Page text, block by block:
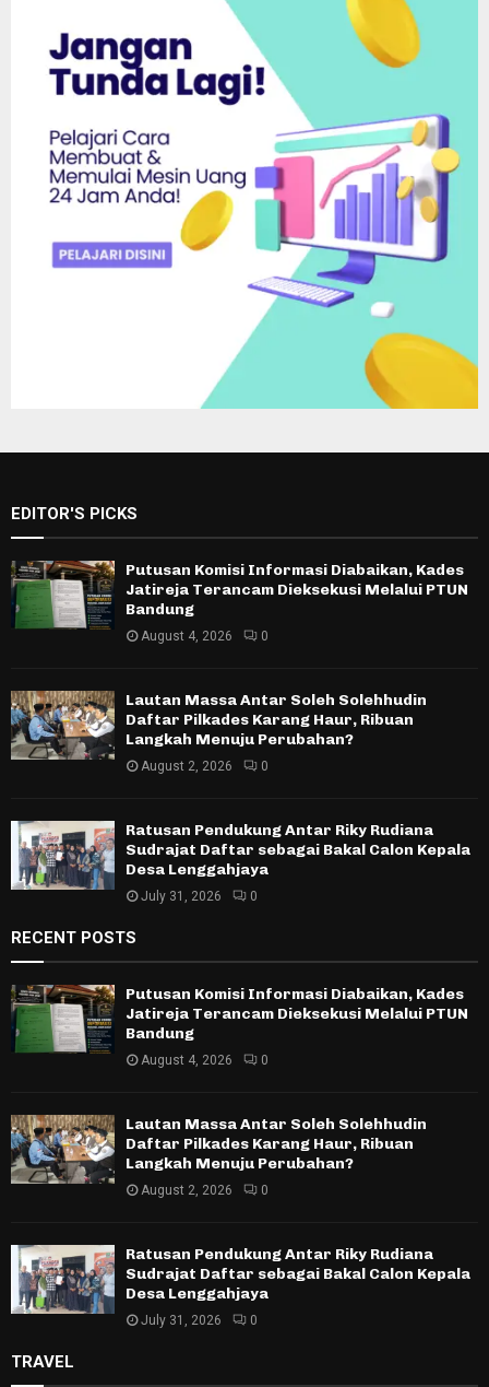
EDITOR'S PICKS
Putusan Komisi Informasi Diabaikan, Kades
Jatireja Terancam Dieksekusi Melalui PTUN
Bandung
August 4, 2026 0
Lautan Massa Antar Soleh Solehhudin
Daftar Pilkades Karang Haur, Ribuan
Langkah Menuju Perubahan?
August 2, 2026 0
Ratusan Pendukung Antar Riky Rudiana
Sudrajat Daftar sebagai Bakal Calon Kepala
Desa Lenggahjaya
July 31, 2026 0
RECENT POSTS
Putusan Komisi Informasi Diabaikan, Kades
Jatireja Terancam Dieksekusi Melalui PTUN
Bandung
August 4, 2026 0
Lautan Massa Antar Soleh Solehhudin
Daftar Pilkades Karang Haur, Ribuan
Langkah Menuju Perubahan?
August 2, 2026 0
Ratusan Pendukung Antar Riky Rudiana
Sudrajat Daftar sebagai Bakal Calon Kepala
Desa Lenggahjaya
July 31, 2026 0
TRAVEL